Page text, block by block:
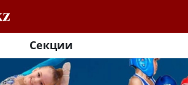
Секции